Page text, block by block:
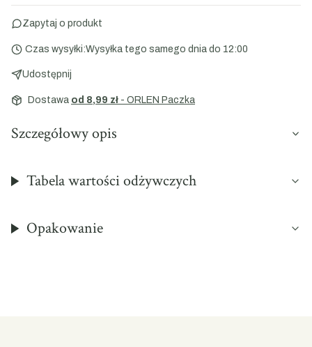
Zapytaj o produkt
Czas wysyłki:Wysyłka tego samego dnia do 12:00
Udostępnij
Dostawa od 8,99 zł - ORLEN Paczka
Szczegółowy opis
Tabela wartości odżywczych
Opakowanie